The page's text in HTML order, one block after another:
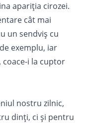
apariţia cirozei.
cât mai
un sendviș cu
exemplu, iar
i la cuptor
nostru zilnic,
dinţi, ci şi pentru